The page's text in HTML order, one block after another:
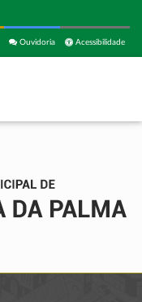
Acessibilidade
Ouvidoria